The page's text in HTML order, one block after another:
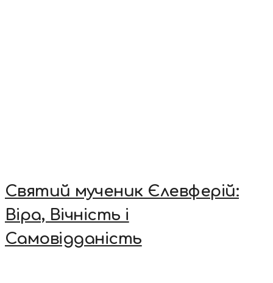
Святий мученик Єлевферій:
Віра, Вічність і
Самовідданість